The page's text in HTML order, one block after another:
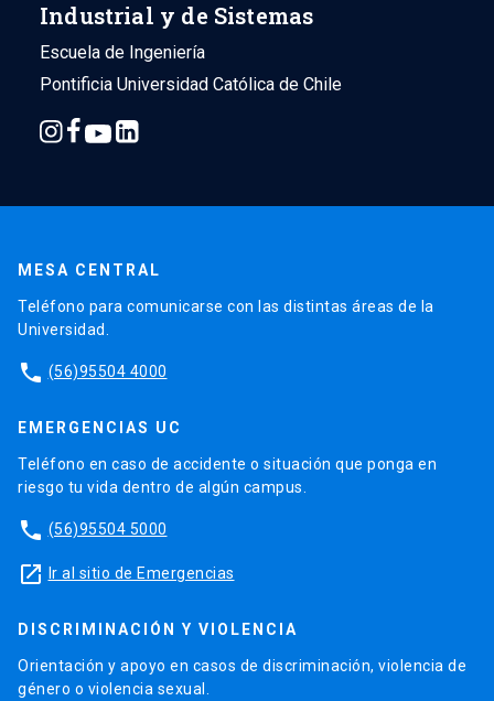
Industrial y de Sistemas
Escuela de Ingeniería
Pontificia Universidad Católica de Chile
MESA CENTRAL
Teléfono para comunicarse con las distintas áreas de la
Universidad.
phone (56)95504 4000
EMERGENCIAS UC
Teléfono en caso de accidente o situación que ponga en
riesgo tu vida dentro de algún campus.
phone (56)95504 5000
launch Ir al sitio de Emergencias
DISCRIMINACIÓN Y VIOLENCIA
Orientación y apoyo en casos de discriminación, violencia de
género o violencia sexual.